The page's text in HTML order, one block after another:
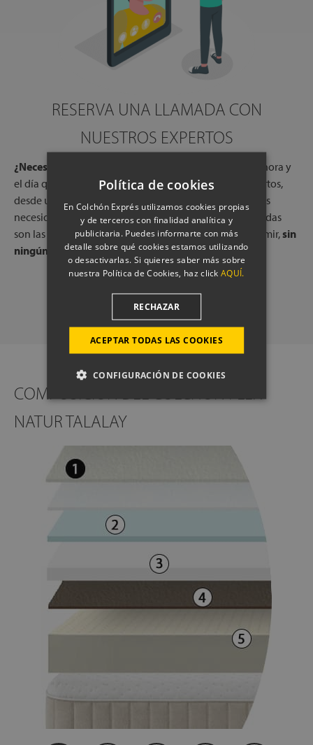
RESERVA UNA LLAMADA CON
NUESTROS EXPERTOS
¿Necesitas ayuda?
Reserva una llamada gratuita, a la hora y
el día que más te convenga, con uno de nuestros expertos,
desde una de nuestras tiendas físicas. Escucharemos tus
necesidades y te indicaremos qué colchones o almohadas
son las que mejor pueden adaptarse a tu forma de dormir,sin
ningún compromiso.
PROGRAMAR LLAMADA
COMPOSICIÓN DEL COLCHÓN FLEX
NATUR TALALAY
Política de cookies
En Colchón Exprés utilizamos cookies propias
y de terceros con finalidad analítica y
publicitaria. Puedes informarte con más
detalle sobre qué cookies estamos utilizando
o desactivarlas. Si quieres saber más sobre
nuestra Política de Cookies, haz clickAQUÍ.
ACEPTAR TODAS LAS COOKIES
RECHAZAR
CONFIGURACIÓN DE COOKIES